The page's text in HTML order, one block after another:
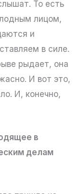
То есть
лицом,
и
в силе.
рыдает, она
И вот это,
И, конечно,
в
делам